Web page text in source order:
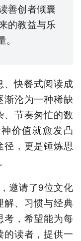
善创者倾囊
的教益与乐
、快餐式阅读成
渐沦为一种稀缺
、节奏匆忙的数
价值就愈发凸
，更是锤炼思
邀请了9位文化
解、习惯与经典
考，希望能为每
读者，提供一